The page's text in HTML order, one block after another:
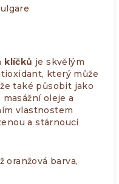
klíčků je skvělým
který může
také působit jako
oleje a
vlastnostem
a stárnoucí
oranžová barva,